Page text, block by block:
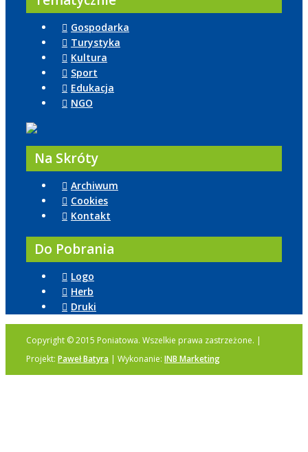
Gospodarka
Turystyka
Kultura
Sport
Edukacja
NGO
Na Skróty
Archiwum
Cookies
Kontakt
Do Pobrania
Logo
Herb
Druki
Copyright © 2015 Poniatowa. Wszelkie prawa zastrzeżone. |
Projekt: Paweł Batyra | Wykonanie: INB Marketing